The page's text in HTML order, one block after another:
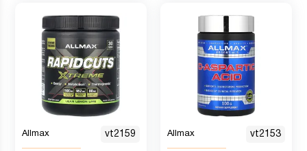
Allmax vt2159 Allmax vt2153